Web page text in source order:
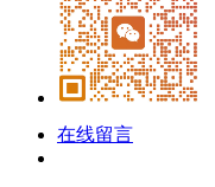
在线留言